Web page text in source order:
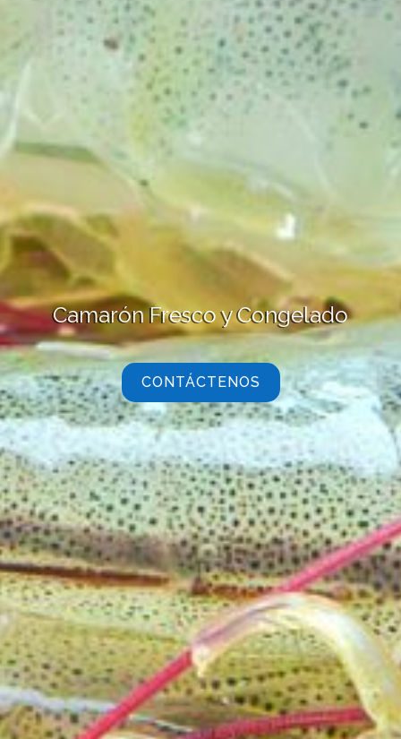
Camarón Fresco y Congelado
CONTÁCTENOS